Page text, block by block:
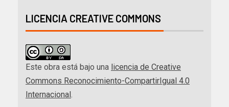
LICENCIA CREATIVE COMMONS
Este obra está bajo una licencia de Creative
Commons Reconocimiento-CompartirIgual 4.0
Internacional